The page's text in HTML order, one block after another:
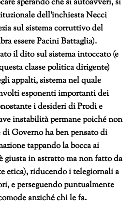
sperando che si autoavveri, si
dell’inchiesta Necci
sul sistema corruttivo del
essere Pacini Battaglia).
il dito sul sistema intoccato (e
classe politica dirigente)
appalti, sistema nel quale
esponenti importanti dei
i desideri di Prodi e
instabilità permane poiché non
Governo ha ben pensato di
tappando la bocca ai
giusta in astratto ma non fatto da
etica), riducendo i telegiornali a
e perseguendo puntualmente
anziché chi le fa.